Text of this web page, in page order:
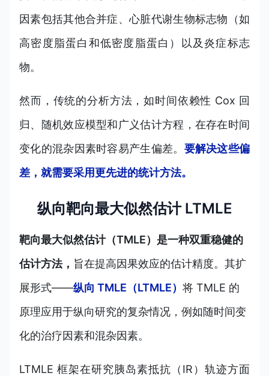
因素包括其他合并症、心脏代谢生物标志物（如
高密度脂蛋白和低密度脂蛋白）以及炎症标志
物。
然而，传统的分析方法，如时间依赖性 Cox 回
归、随机效应模型和广义估计方程，在存在时间
变化的混杂因素时容易产生偏差。 要解决这些偏
差，就需要采用更先进的统计方法。
纵向靶向最大似然估计 LTMLE
靶向最大似然估计（TMLE）是一种双重稳健的
估计方法， 旨在提高因果效应的估计精度。其扩
展形式——纵向 TMLE（LTMLE） 将 TMLE 的
原理应用于纵向研究的复杂情况，例如随时间变
化的治疗因素和混杂因素。
LTMLE 框架在研究胰岛素抵抗（IR）轨迹方面